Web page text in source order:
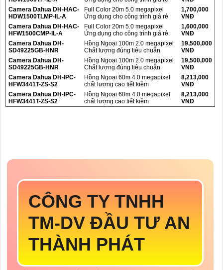
Camera Dahua DH-HAC-
HDW1500TLMP-IL-A
Full Color 20m 5.0 megapixel
Ứng dụng cho công trình giá rẻ
1,700,000
VNĐ
Camera Dahua DH-HAC-
HFW1500CMP-IL-A
Full Color 20m 5.0 megapixel
Ứng dụng cho công trình giá rẻ
1,600,000
VNĐ
Camera Dahua DH-
SD49225GB-HNR
Hồng Ngoại 100m 2.0 megapixel
Chất lượng đúng tiêu chuẩn
19,500,000
VNĐ
Camera Dahua DH-
SD49225GB-HNR
Hồng Ngoại 100m 2.0 megapixel
Chất lượng đúng tiêu chuẩn
19,500,000
VNĐ
Camera Dahua DH-IPC-
HFW3441T-ZS-S2
Hồng Ngoại 60m 4.0 megapixel
chất lượng cao tiết kiệm
8,213,000
VNĐ
Camera Dahua DH-IPC-
HFW3441T-ZS-S2
Hồng Ngoại 60m 4.0 megapixel
chất lượng cao tiết kiệm
8,213,000
VNĐ
CÔNG TY TNHH
TM-DV ĐẦU TƯ AN
THÀNH PHÁT